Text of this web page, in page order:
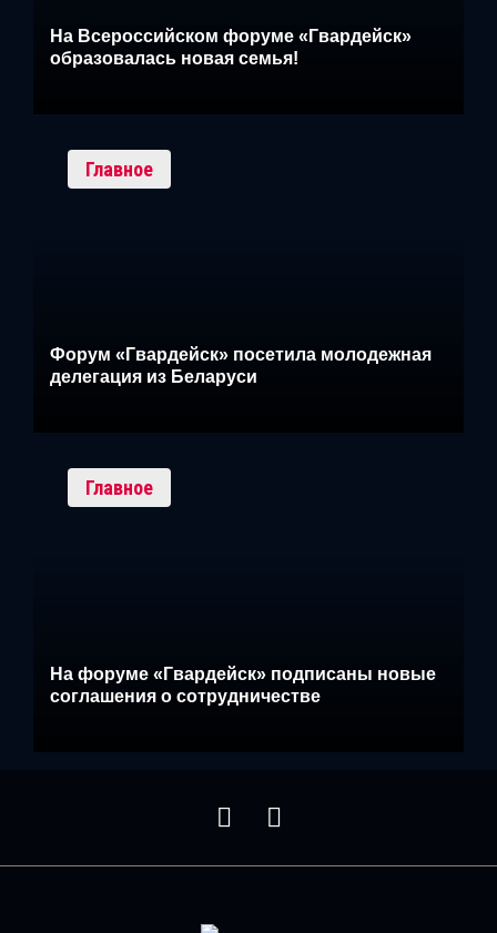
На Всероссийском форуме «Гвардейск»
образовалась новая семья!
Главное
Форум «Гвардейск» посетила молодежная
делегация из Беларуси
Главное
На форуме «Гвардейск» подписаны новые
соглашения о сотрудничестве